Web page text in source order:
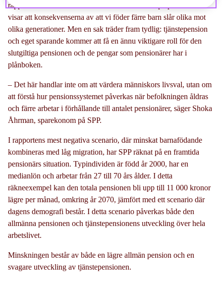
rapport: ”Minskat barnafödande och dess effekt på pensionen”
visar att konsekvenserna av att vi föder färre barn slår olika mot
olika generationer. Men en sak träder fram tydlig: tjänstepension
och eget sparande kommer att få en ännu viktigare roll för den
slutgiltiga pensionen och de pengar som pensionärer har i
plånboken.
– Det här handlar inte om att värdera människors livsval, utan om
att förstå hur pensionssystemet påverkas när befolkningen åldras
och färre arbetar i förhållande till antalet pensionärer, säger Shoka
Åhrman, sparekonom på SPP.
I rapportens mest negativa scenario, där minskat barnafödande
kombineras med låg migration, har SPP räknat på en framtida
pensionärs situation. Typindividen är född år 2000, har en
medianlön och arbetar från 27 till 70 års ålder. I detta
räkneexempel kan den totala pensionen bli upp till 11 000 kronor
lägre per månad, omkring år 2070, jämfört med ett scenario där
dagens demografi består. I detta scenario påverkas både den
allmänna pensionen och tjänstepensionens utveckling över hela
arbetslivet.
Minskningen består av både en lägre allmän pension och en
svagare utveckling av tjänstepensionen.